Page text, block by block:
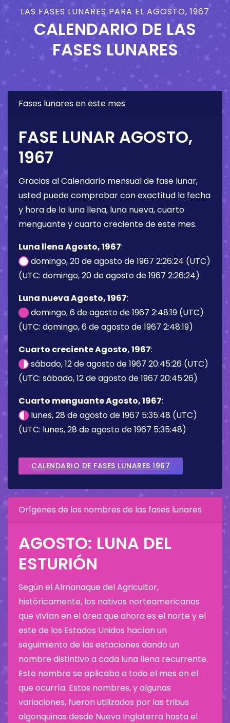
LAS FASES LUNARES PARA EL AGOSTO, 1967
CALENDARIO DE LAS
FASES LUNARES
Fases lunares en este mes
FASE LUNAR AGOSTO,
1967
Gracias al Calendario mensual de fase lunar,
usted puede comprobar con exactitud la fecha
y hora de la luna llena, luna nueva, cuarto
menguante y cuarto creciente de este mes.
Luna llena Agosto, 1967:
domingo, 20 de agosto de 1967 2:26:24 (UTC)
(UTC: domingo, 20 de agosto de 1967 2:26:24)
Luna nueva Agosto, 1967:
domingo, 6 de agosto de 1967 2:48:19 (UTC)
(UTC: domingo, 6 de agosto de 1967 2:48:19)
Cuarto creciente Agosto, 1967:
sábado, 12 de agosto de 1967 20:45:26 (UTC)
(UTC: sábado, 12 de agosto de 1967 20:45:26)
Cuarto menguante Agosto, 1967:
lunes, 28 de agosto de 1967 5:35:48 (UTC)
(UTC: lunes, 28 de agosto de 1967 5:35:48)
CALENDARIO DE FASES LUNARES 1967
Orígenes de los nombres de las fases lunares
AGOSTO: LUNA DEL
ESTURIÓN
Según el Almanaque del Agricultor,
históricamente, los nativos norteamericanos
que vivían en el área que ahora es el norte y el
este de los Estados Unidos hacían un
seguimiento de las estaciones dando un
nombre distintivo a cada luna llena recurrente.
Este nombre se aplicaba a todo el mes en el
que ocurría. Estos nombres, y algunas
variaciones, fueron utilizados por las tribus
algonquinas desde Nueva Inglaterra hasta el